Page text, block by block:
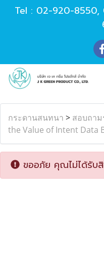
Tel : 02-920-8550,
กระดานสนทนา > สอบถาม
the Value of Intent Data
ขออภัย คุณไม่ได้รับสิ